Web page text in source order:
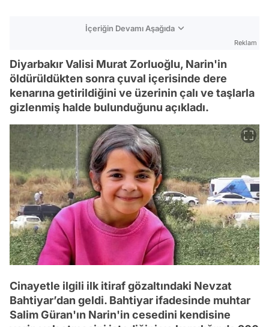
İçeriğin Devamı Aşağıda
Reklam
Diyarbakır Valisi Murat Zorluoğlu, Narin'in
öldürüldükten sonra çuval içerisinde dere
kenarına getirildiğini ve üzerinin çalı ve taşlarla
gizlenmiş halde bulunduğunu açıkladı.
Cinayetle ilgili ilk itiraf gözaltındaki Nevzat
Bahtiyar’dan geldi. Bahtiyar ifadesinde muhtar
Salim Güran'ın Narin'in cesedini kendisine